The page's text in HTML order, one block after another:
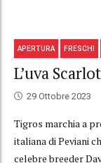
APERTURA FRESCHI
L’uva
29 Ottobre 2023
Tigros marchia a
italiana di Peviani
celebre breeder